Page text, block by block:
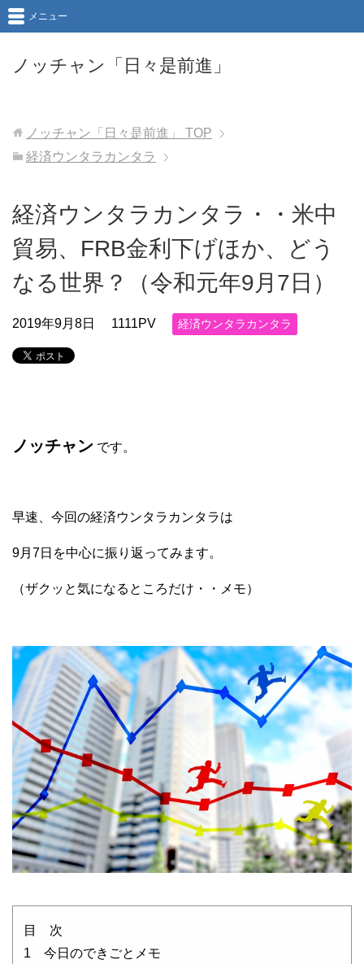
ノッチャン「日々是前進」
メニュー
ノッチャン「日々是前進」
TOP
経済ウンタラカンタラ
経済ウンタラカンタラ・・米中
貿易、FRB金利下げほか、どう
なる世界？（令和元年9月7日）
2019年9月8日 1111PV 経済ウンタラカンタラ
ノッチャン です。
早速、今回の経済ウンタラカンタラは
9月7日を中心に振り返ってみます。
（ザクッと気になるところだけ・・メモ）
目 次
1 今日のできごとメモ